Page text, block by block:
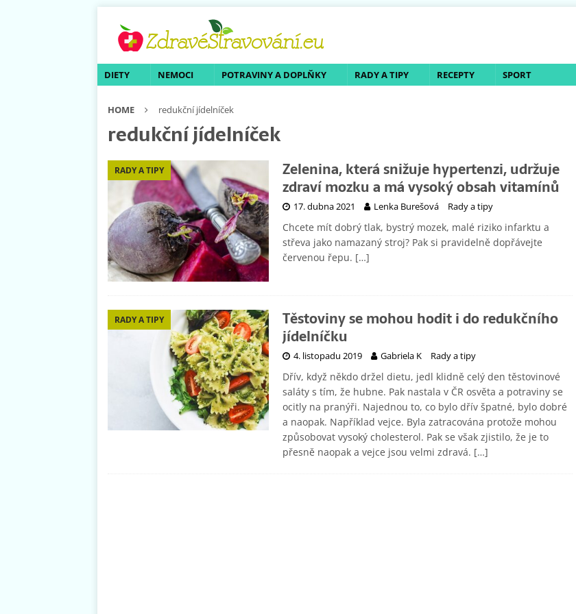
DIETY NEMOCI POTRAVINY A DOPLŇKY RADY A TIPY RECEPTY SPORT
HOME redukční jídelníček
redukční jídelníček
RADY A TIPY
Zelenina, která snižuje hypertenzi, udržuje
zdraví mozku a má vysoký obsah vitamínů
17. dubna 2021 Lenka Burešová Rady a tipy
Chcete mít dobrý tlak, bystrý mozek, malé riziko infarktu a
střeva jako namazaný stroj? Pak si pravidelně dopřávejte
červenou řepu. […]
RADY A TIPY
Těstoviny se mohou hodit i do redukčního
jídelníčku
4. listopadu 2019 Gabriela K Rady a tipy
Dřív, když někdo držel dietu, jedl klidně celý den těstovinové
saláty s tím, že hubne. Pak nastala v ČR osvěta a potraviny se
ocitly na pranýři. Najednou to, co bylo dřív špatné, bylo dobré
a naopak. Například vejce. Byla zatracována protože mohou
způsobovat vysoký cholesterol. Pak se však zjistilo, že je to
přesně naopak a vejce jsou velmi zdravá. […]